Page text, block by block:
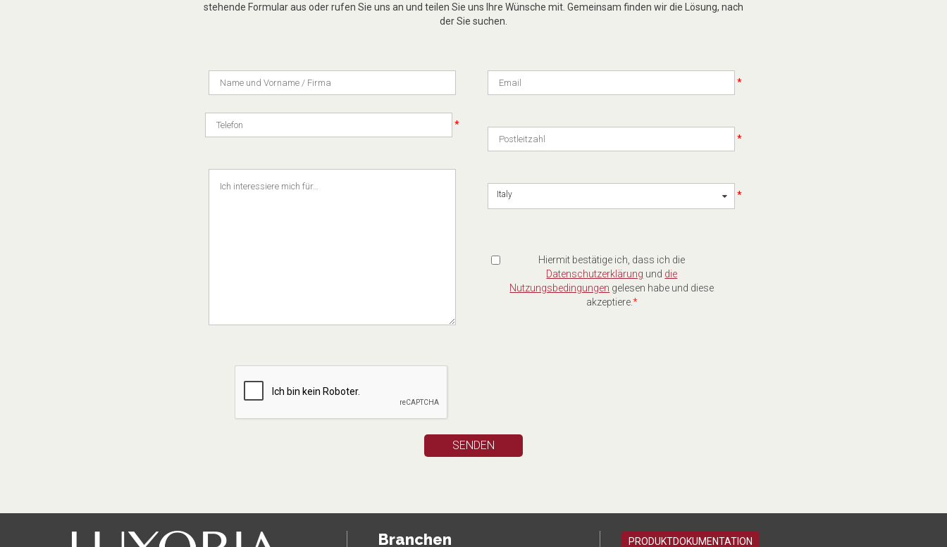
stehende Formular aus oder rufen Sie uns an und teilen Sie uns Ihre Wünsche mit. Gemeinsam finden wir die Lösung, nach
der Sie suchen.
*
*
*
Italy *
Hiermit bestätige ich, dass ich die
Datenschutzerklärung und die
Nutzungsbedingungen gelesen habe und diese
akzeptiere.*
Branchen